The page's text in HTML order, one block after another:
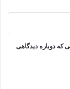
که دوباره دیدگاهی